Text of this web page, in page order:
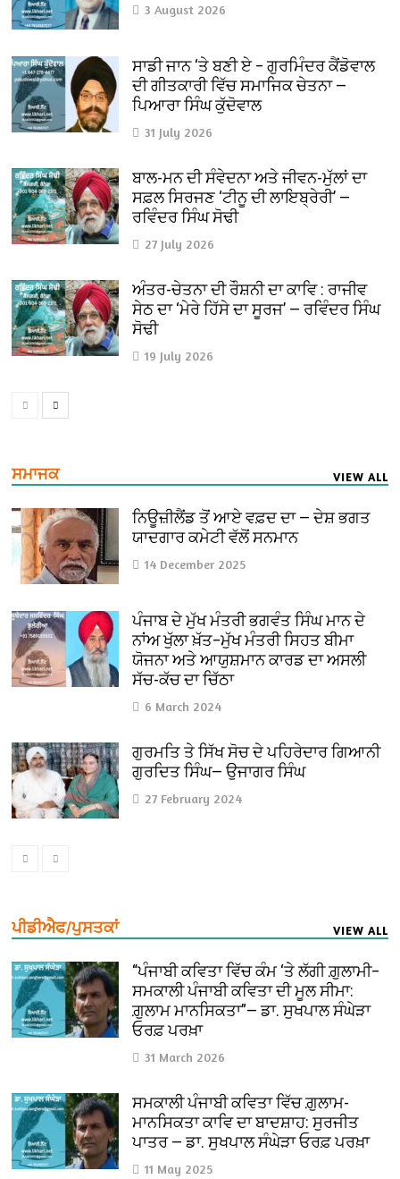
3 August 2026
ਸਾਡੀ ਜਾਨ ‘ਤੇ ਬਣੀ ਏ – ਗੁਰਮਿੰਦਰ ਕੈਂਡੋਵਾਲ
ਦੀ ਗੀਤਕਾਰੀ ਵਿੱਚ ਸਮਾਜਿਕ ਚੇਤਨਾ —
ਪਿਆਰਾ ਸਿੰਘ ਕੁੱਦੋਵਾਲ
31 July 2026
ਬਾਲ-ਮਨ ਦੀ ਸੰਵੇਦਨਾ ਅਤੇ ਜੀਵਨ-ਮੁੱਲਾਂ ਦਾ
ਸਫ਼ਲ ਸਿਰਜਣ ‘ਟੀਨੂ ਦੀ ਲਾਇਬ੍ਰੇਰੀ’ —
ਰਵਿੰਦਰ ਸਿੰਘ ਸੋਢੀ
27 July 2026
ਅੰਤਰ-ਚੇਤਨਾ ਦੀ ਰੌਸ਼ਨੀ ਦਾ ਕਾਵਿ : ਰਾਜੀਵ
ਸੇਠ ਦਾ ‘ਮੇਰੇ ਹਿੱਸੇ ਦਾ ਸੂਰਜ’ — ਰਵਿੰਦਰ ਸਿੰਘ
ਸੋਢੀ
19 July 2026
ਸਮਾਜਕ VIEW ALL
ਨਿਊਜ਼ੀਲੈਂਡ ਤੋਂ ਆਏ ਵਫ਼ਦ ਦਾ — ਦੇਸ਼ ਭਗਤ
ਯਾਦਗਾਰ ਕਮੇਟੀ ਵੱਲੋਂ ਸਨਮਾਨ
14 December 2025
ਪੰਜਾਬ ਦੇ ਮੁੱਖ ਮੰਤਰੀ ਭਗਵੰਤ ਸਿੰਘ ਮਾਨ ਦੇ
ਨਾਂਅ ਖੁੱਲਾ ਖ਼ੱਤ–ਮੁੱਖ ਮੰਤਰੀ ਸਿਹਤ ਬੀਮਾ
ਯੋਜਨਾ ਅਤੇ ਆਯੁਸ਼ਮਾਨ ਕਾਰਡ ਦਾ ਅਸਲੀ
ਸੱਚ-ਕੱਚ ਦਾ ਚਿੱਠਾ
6 March 2024
ਗੁਰਮਤਿ ਤੇ ਸਿੱਖ ਸੋਚ ਦੇ ਪਹਿਰੇਦਾਰ ਗਿਆਨੀ
ਗੁਰਦਿਤ ਸਿੰਘ— ਉਜਾਗਰ ਸਿੰਘ
27 February 2024
ਪੀਡੀਐਫ/ਪੁਸਤਕਾਂ VIEW ALL
“ਪੰਜਾਬੀ ਕਵਿਤਾ ਵਿੱਚ ਕੰਮ ‘ਤੇ ਲੱਗੀ ਗ਼ੁਲਾਮੀ–
ਸਮਕਾਲੀ ਪੰਜਾਬੀ ਕਵਿਤਾ ਦੀ ਮੂਲ ਸੀਮਾ:
ਗ਼ੁਲਾਮ ਮਾਨਸਿਕਤਾ”— ਡਾ. ਸੁਖਪਾਲ ਸੰਘੇੜਾ
ਓਰਫ਼ ਪਰਖ਼ਾ
31 March 2026
ਸਮਕਾਲੀ ਪੰਜਾਬੀ ਕਵਿਤਾ ਵਿੱਚ ਗ਼ੁਲਾਮ-
ਮਾਨਸਿਕਤਾ ਕਾਵਿ ਦਾ ਬਾਦਸ਼ਾਹ: ਸੁਰਜੀਤ
ਪਾਤਰ — ਡਾ. ਸੁਖਪਾਲ ਸੰਘੇੜਾ ਓਰਫ਼ ਪਰਖ਼ਾ
11 May 2025